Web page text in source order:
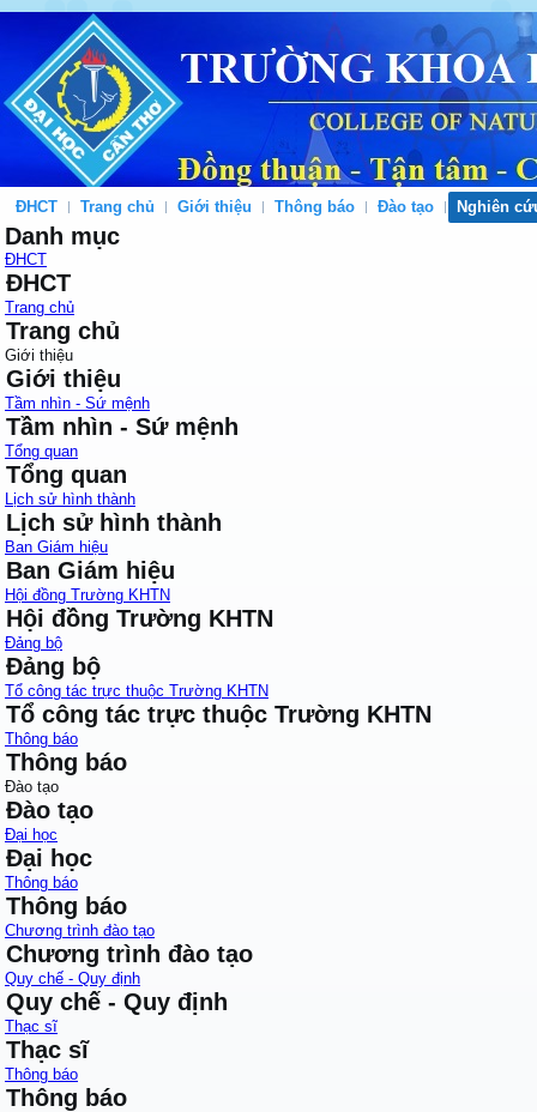
ĐHCT Trang chủ Giới thiệu Thông báo Đào tạo Nghiên
Danh mục
ĐHCT
ĐHCT
Trang chủ
Trang chủ
Giới thiệu
Giới thiệu
Tầm nhìn - Sứ mệnh
Tầm nhìn - Sứ mệnh
Tổng quan
Tổng quan
Lịch sử hình thành
Lịch sử hình thành
Ban Giám hiệu
Ban Giám hiệu
Hội đồng Trường KHTN
Hội đồng Trường KHTN
Đảng bộ
Đảng bộ
Tổ công tác trực thuộc Trường KHTN
Tổ công tác trực thuộc Trường KHTN
Thông báo
Thông báo
Đào tạo
Đào tạo
Đại học
Đại học
Thông báo
Thông báo
Chương trình đào tạo
Chương trình đào tạo
Quy chế - Quy định
Quy chế - Quy định
Thạc sĩ
Thạc sĩ
Thông báo
Thông báo